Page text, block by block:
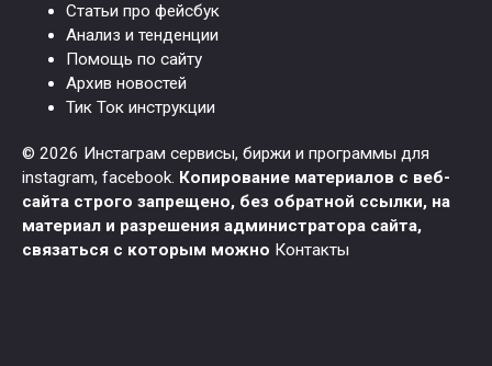
Статьи про фейсбук
Анализ и тенденции
Помощь по сайту
Архив новостей
Тик Ток инструкции
© 2026 Инстаграм сервисы, биржи и программы для
instagram, facebook. Копирование материалов с веб-
сайта строго запрещено, без обратной ссылки, на
материал и разрешения администратора сайта,
связаться с которым можно Контакты